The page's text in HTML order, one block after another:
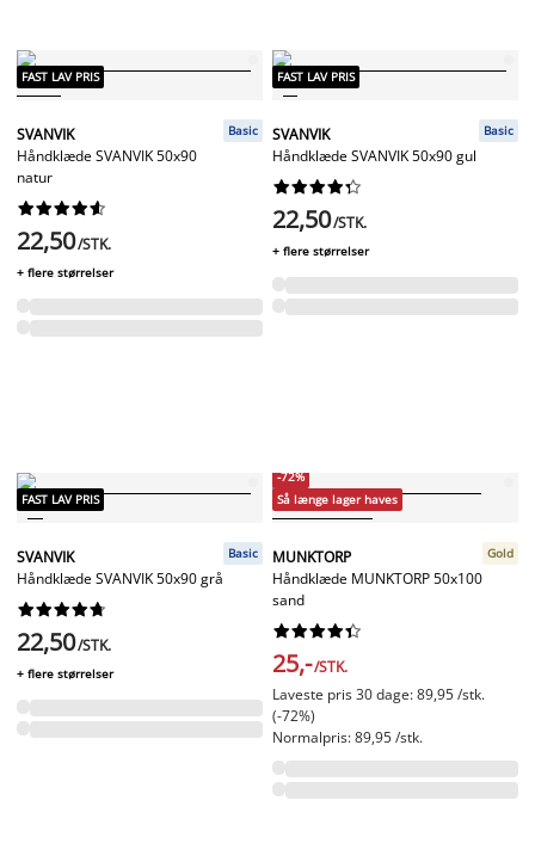
FAST LAV PRIS
SVANVIK
Håndklæde SVANVIK 50x90
natur
Basic






22,50/STK.
+ flere størrelser
FAST LAV PRIS
SVANVIK
Håndklæde SVANVIK 50x90 gul
Basic






22,50/STK.
+ flere størrelser
FAST LAV PRIS
SVANVIK
Håndklæde SVANVIK 50x90 grå
Basic






22,50/STK.
+ flere størrelser
-72%
Så længe lager haves
MUNKTORP
Håndklæde MUNKTORP 50x100
sand
Gold






25,-/STK.
Laveste pris 30 dage: 89,95 /stk.
(-72%)
Normalpris: 89,95 /stk.